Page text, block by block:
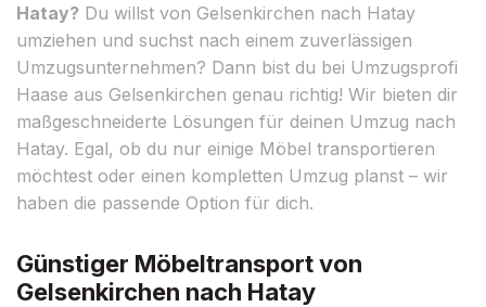
Hatay? Du willst von Gelsenkirchen nach Hatay
umziehen und suchst nach einem zuverlässigen
Umzugsunternehmen? Dann bist du bei Umzugsprofi
Haase aus Gelsenkirchen genau richtig! Wir bieten dir
maßgeschneiderte Lösungen für deinen Umzug nach
Hatay. Egal, ob du nur einige Möbel transportieren
möchtest oder einen kompletten Umzug planst – wir
haben die passende Option für dich.
Günstiger Möbeltransport von
Gelsenkirchen nach Hatay